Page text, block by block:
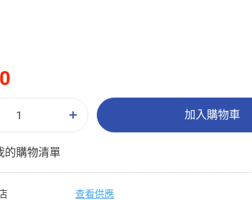
加入購物車
的購物清單
查看供應